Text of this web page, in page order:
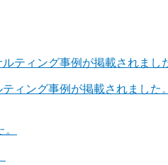
ィング事例が掲載されました。